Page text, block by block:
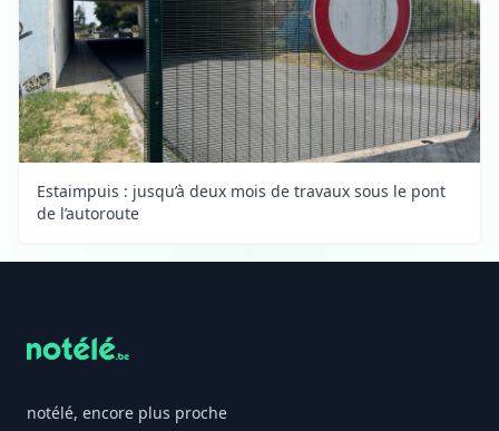
Estaimpuis : jusqu’à deux mois de travaux sous le pont
de l’autoroute
notélé, encore plus proche